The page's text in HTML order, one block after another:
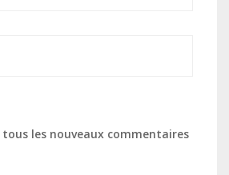
tous les nouveaux commentaires